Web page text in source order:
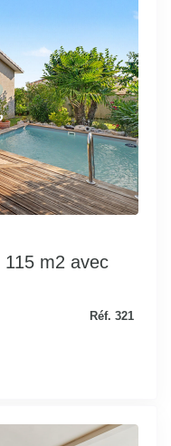
m2 avec
Réf. 321